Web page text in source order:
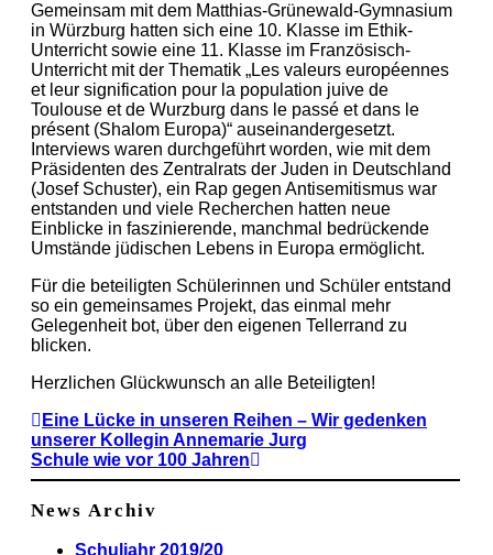
Gemeinsam mit dem Matthias-Grünewald-Gymnasium
in Würzburg hatten sich eine 10. Klasse im Ethik-
Unterricht sowie eine 11. Klasse im Französisch-
Unterricht mit der Thematik „Les valeurs européennes
et leur signification pour la population juive de
Toulouse et de Wurzburg dans le passé et dans le
présent (Shalom Europa)“ auseinandergesetzt.
Interviews waren durchgeführt worden, wie mit dem
Präsidenten des Zentralrats der Juden in Deutschland
(Josef Schuster), ein Rap gegen Antisemitismus war
entstanden und viele Recherchen hatten neue
Einblicke in faszinierende, manchmal bedrückende
Umstände jüdischen Lebens in Europa ermöglicht.
Für die beteiligten Schülerinnen und Schüler entstand
so ein gemeinsames Projekt, das einmal mehr
Gelegenheit bot, über den eigenen Tellerrand zu
blicken.
Herzlichen Glückwunsch an alle Beteiligten!
Eine Lücke in unseren Reihen – Wir gedenken
unserer Kollegin Annemarie Jurg
Schule wie vor 100 Jahren
News Archiv
Schuljahr 2019/20